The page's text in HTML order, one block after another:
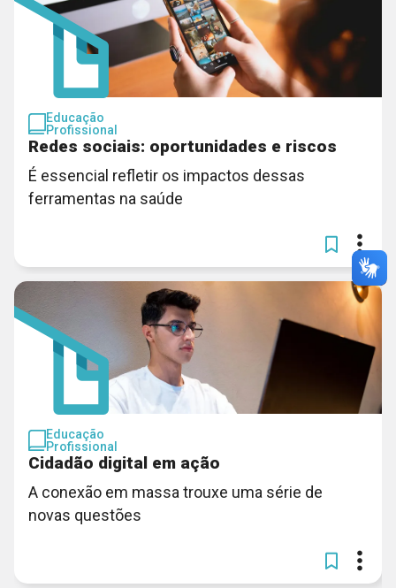
Educação
Profissional
Redes sociais: oportunidades e riscos
É essencial refletir os impactos dessas
ferramentas na saúde
Educação
Profissional
Cidadão digital em ação
A conexão em massa trouxe uma série de
novas questões